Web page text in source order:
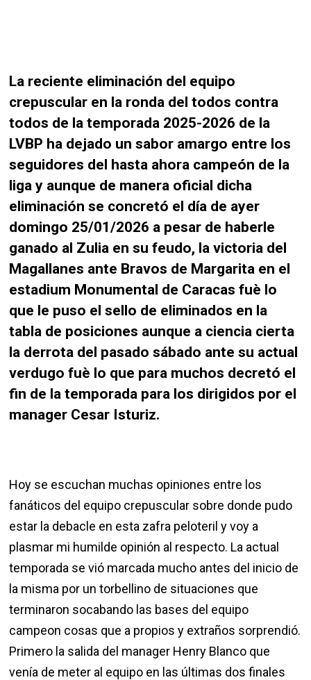
La reciente eliminación del equipo
crepuscular en la ronda del todos contra
todos de la temporada 2025-2026 de la
LVBP ha dejado un sabor amargo entre los
seguidores del hasta ahora campeón de la
liga y aunque de manera oficial dicha
eliminación se concretó el día de ayer
domingo 25/01/2026 a pesar de haberle
ganado al Zulia en su feudo, la victoria del
Magallanes ante Bravos de Margarita en el
estadium Monumental de Caracas fuè lo
que le puso el sello de eliminados en la
tabla de posiciones aunque a ciencia cierta
la derrota del pasado sábado ante su actual
verdugo fuè lo que para muchos decretó el
fin de la temporada para los dirigidos por el
manager Cesar Isturiz.
Hoy se escuchan muchas opiniones entre los
fanáticos del equipo crepuscular sobre donde pudo
estar la debacle en esta zafra peloteril y voy a
plasmar mi humilde opinión al respecto. La actual
temporada se vió marcada mucho antes del inicio de
la misma por un torbellino de situaciones que
terminaron socabando las bases del equipo
campeon cosas que a propios y extraños sorprendió.
Primero la salida del manager Henry Blanco que
venía de meter al equipo en las últimas dos finales